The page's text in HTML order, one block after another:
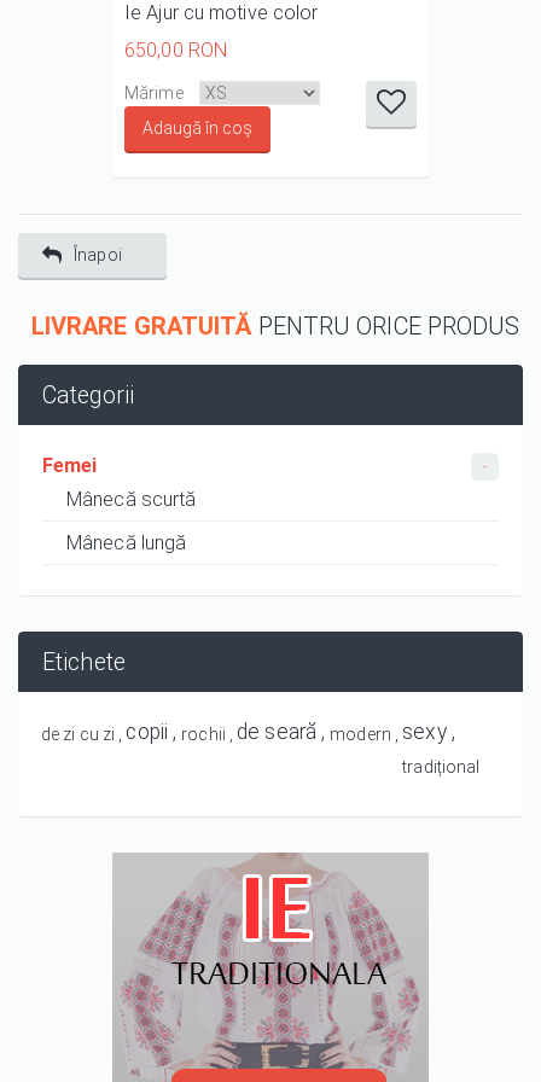
Ie Ajur cu motive color
650,00 RON
it
1/5
3/5
it
4/5
it
5/5
Mărime
Înapoi
LIVRARE GRATUITĂ PENTRU ORICE PRODUS
Categorii
Femei
Mânecă scurtă
Mânecă lungă
Etichete
de zi cu zi copii rochii de seară modern sexy
tradițional